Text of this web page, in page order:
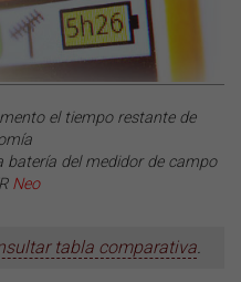
el tiempo restante de
batería del medidor de campo
Neo
tabla comparativa.